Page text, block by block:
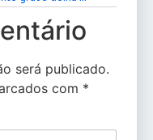
será publicado.
com *